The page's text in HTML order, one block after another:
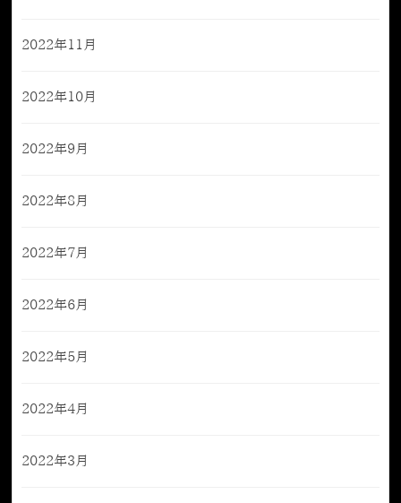
2022年11月
2022年10月
2022年9月
2022年8月
2022年7月
2022年6月
2022年5月
2022年4月
2022年3月